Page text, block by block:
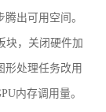
出可用空间。
块，关闭硬件加
形处理任务改用
内存调用量。